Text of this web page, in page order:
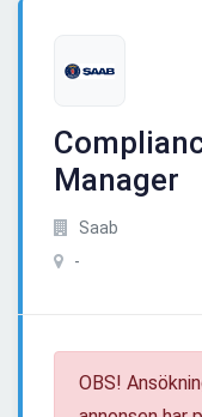
Manager
Saab
-
OBS!